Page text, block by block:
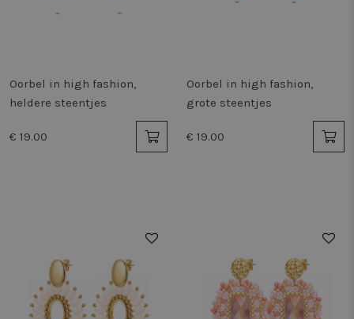
Oorbel in high fashion,
heldere steentjes
€ 19.00
Oorbel in high fashion,
grote steentjes
€ 19.00